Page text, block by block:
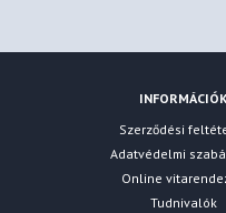
Szerződési
Adatvédelmi
Online
Tudnivalók